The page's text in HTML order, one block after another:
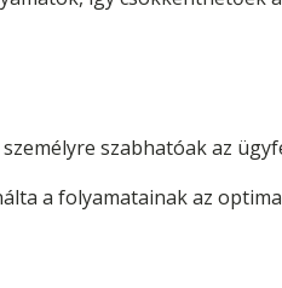
szabhatóak az
a folyamatainak az